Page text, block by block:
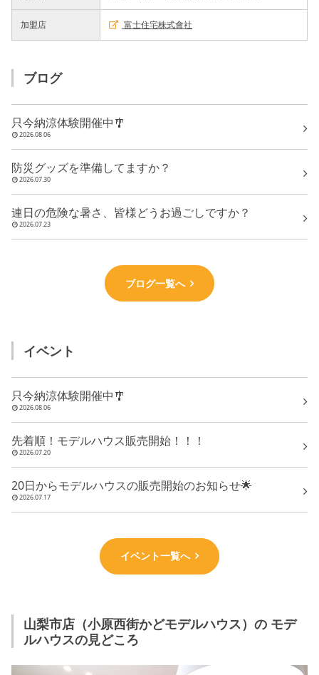
加盟店 富士住宅株式會社
ブログ
只今納涼体験開催中🎐
2026.08.06
防災グッズを準備してますか？
2026.07.30
連日の危険な暑さ、皆様どうお過ごしですか？
2026.07.23
ブログ一覧へ
イベント
只今納涼体験開催中🎐
2026.08.06
先着順！モデルハウス販売開始！！！
2026.07.20
20日からモデルハウスの販売開始のお知らせ🌟
2026.07.17
イベント一覧へ
山梨市店（小原西街かどモデルハウス）の モデ
ルハウスの見どころ